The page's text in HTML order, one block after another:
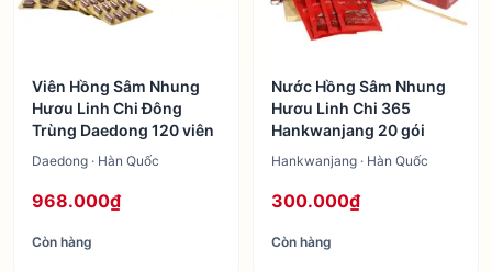
Viên Hồng Sâm Nhung
Hươu Linh Chi Đông
Trùng Daedong 120 viên
Daedong · Hàn Quốc
968.000₫
Còn hàng
Nước Hồng Sâm Nhung
Hươu Linh Chi 365
Hankwanjang 20 gói
Hankwanjang · Hàn Quốc
300.000₫
Còn hàng